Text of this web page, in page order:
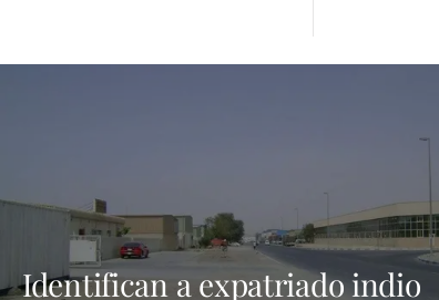
Identifican a expatriado indio